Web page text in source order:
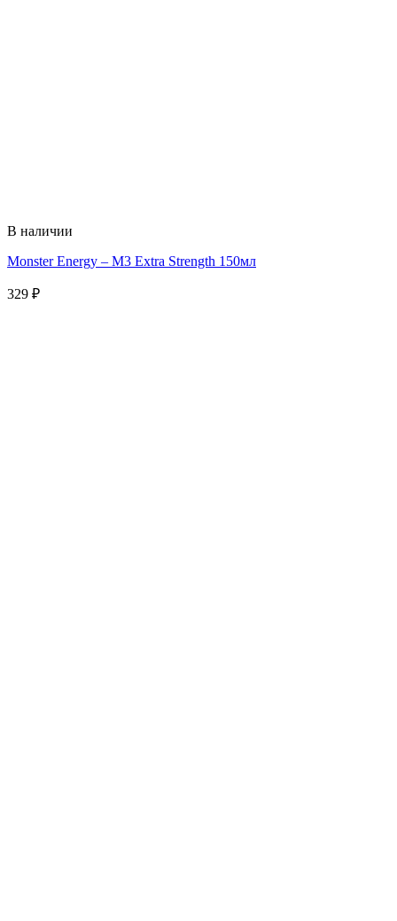
В наличии
Monster Energy – M3 Extra Strength 150мл
329 ₽